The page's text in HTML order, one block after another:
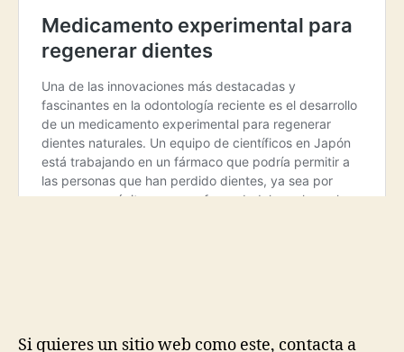
Si quieres un sitio web como este, contacta a